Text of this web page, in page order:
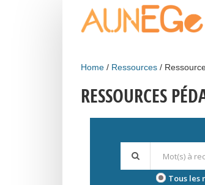
Home Ressources
RESSOURCES
Tous les